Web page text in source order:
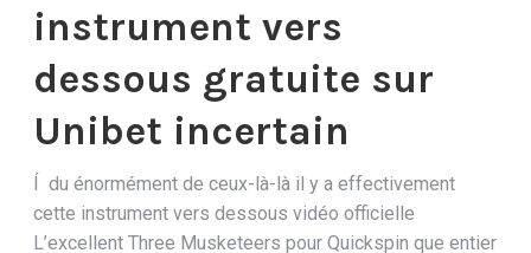
instrument vers
dessous gratuite sur
Unibet incertain
Í du énormément de ceux-là-là il y a effectivement
cette instrument vers dessous vidéo officielle
L’excellent Three Musketeers pour Quickspin que entier